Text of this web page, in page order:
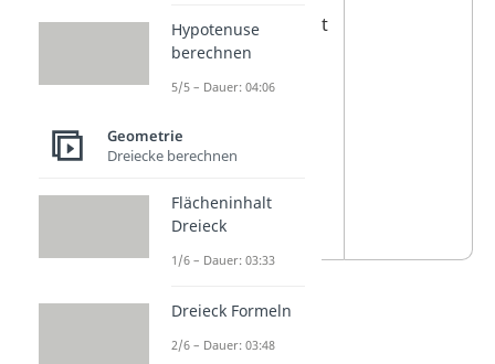
„spitz“aussieht
wie bei einer
Eiswaffel. Die
zwischen den
ist schmal.
Hypotenuse
berechnen
5/5 – Dauer: 04:06
Geometrie
Dreiecke berechnen
Flächeninhalt
Dreieck
1/6 – Dauer: 03:33
Dreieck Formeln
2/6 – Dauer: 03:48